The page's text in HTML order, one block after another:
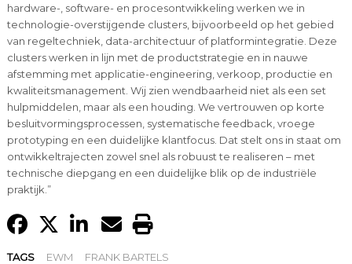
hardware-, software- en procesontwikkeling werken we in
technologie-overstijgende clusters, bijvoorbeeld op het gebied
van regeltechniek, data-architectuur of platformintegratie. Deze
clusters werken in lijn met de productstrategie en in nauwe
afstemming met applicatie-engineering, verkoop, productie en
kwaliteitsmanagement. Wij zien wendbaarheid niet als een set
hulpmiddelen, maar als een houding. We vertrouwen op korte
besluitvormingsprocessen, systematische feedback, vroege
prototyping en een duidelijke klantfocus. Dat stelt ons in staat om
ontwikkeltrajecten zowel snel als robuust te realiseren – met
technische diepgang en een duidelijke blik op de industriële
praktijk.”
TAGS EWM FRANK BARTELS